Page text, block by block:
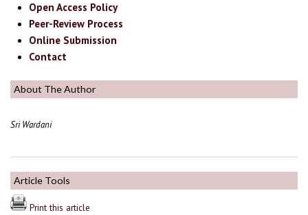
Open Access Policy
Peer-Review Process
Online Submission
Contact
About The Author
Sri Wardani
Article Tools
Print this article